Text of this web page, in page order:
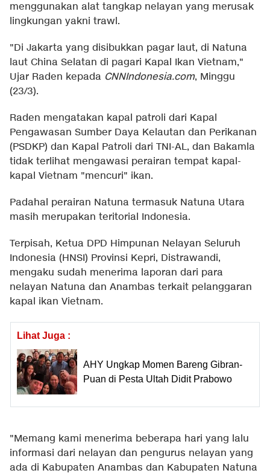
menggunakan alat tangkap nelayan yang merusak
lingkungan yakni trawl.
"Di Jakarta yang disibukkan pagar laut, di Natuna
laut China Selatan di pagari Kapal Ikan Vietnam,"
Ujar Raden kepada CNNIndonesia.com, Minggu
(23/3).
Raden mengatakan kapal patroli dari Kapal
Pengawasan Sumber Daya Kelautan dan Perikanan
(PSDKP) dan Kapal Patroli dari TNI-AL, dan Bakamla
tidak terlihat mengawasi perairan tempat kapal-
kapal Vietnam "mencuri" ikan.
Padahal perairan Natuna termasuk Natuna Utara
masih merupakan teritorial Indonesia.
Terpisah, Ketua DPD Himpunan Nelayan Seluruh
Indonesia (HNSI) Provinsi Kepri, Distrawandi,
mengaku sudah menerima laporan dari para
nelayan Natuna dan Anambas terkait pelanggaran
kapal ikan Vietnam.
Lihat Juga :
AHY Ungkap Momen Bareng Gibran-
Puan di Pesta Ultah Didit Prabowo
"Memang kami menerima beberapa hari yang lalu
informasi dari nelayan dan pengurus nelayan yang
ada di Kabupaten Anambas dan Kabupaten Natuna